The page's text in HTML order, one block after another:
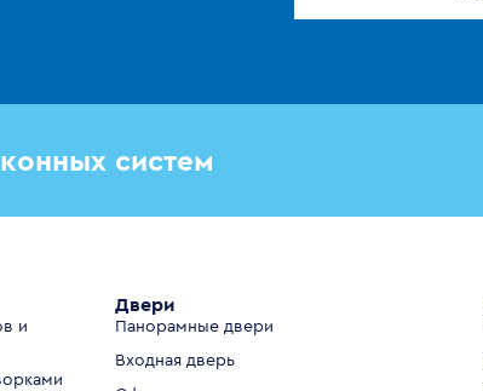
систем
и
Двери
Панорамные двери
Входная дверь